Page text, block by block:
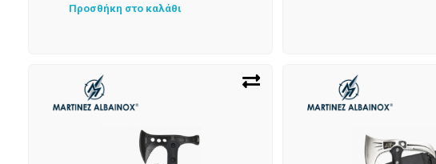
Προσθήκη στο καλάθι